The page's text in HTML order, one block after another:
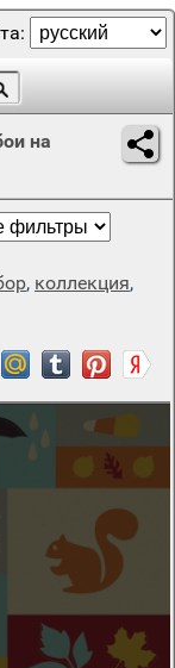
на
, коллекция,